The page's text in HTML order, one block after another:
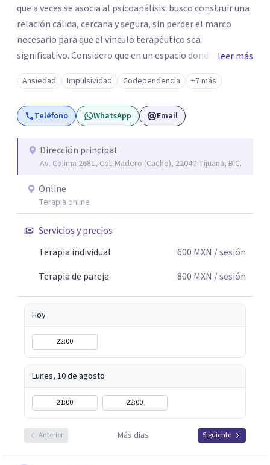
que a veces se asocia al psicoanálisis: busco construir una
relación cálida, cercana y segura, sin perder el marco
necesario para que el vínculo terapéutico sea
significativo. Considero que en un espacio donde uno
puede sentirse acompañado y escuchado, es posible
mirar con honestidad cómo nos vinculamos afuera, qué se
repite, qué duele, y qué puede transformarse. En mi
consultorio hay lugar para todo: risas, tristezas, enojos y
escuchada. Si pudiste conectar con algo de esto,
mándame un mensaje y comencemos juntos a trabajar en
leer más
Ansiedad Impulsividad Codependencia +7 más
Teléfono WhatsApp Email
Dirección principal
Av. Colima 2681, Col. Madero (Cacho), 22040 Tijuana, B.C.
Online
Terapia online
Servicios y precios
Terapia individual
600 MXN / sesión
Terapia de pareja
800 MXN / sesión
Hoy
22:00
Lunes, 10 de agosto
21:00 22:00
Anterior Más días Siguiente